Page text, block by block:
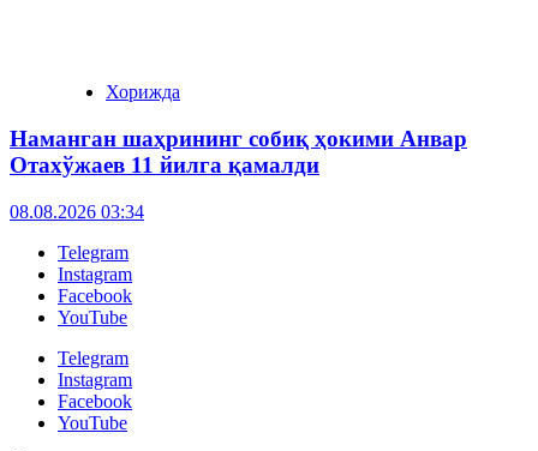
Хорижда
Наманган шаҳрининг собиқ ҳокими Анвар
Отахўжаев 11 йилга қамалди
08.08.2026 03:34
Telegram
Instagram
Facebook
YouTube
Telegram
Instagram
Facebook
YouTube